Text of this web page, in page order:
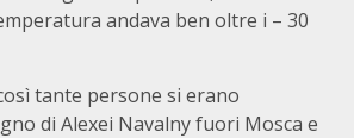
andava ben oltre i – 30
tante persone si erano
di Alexei Navalny fuori Mosca e